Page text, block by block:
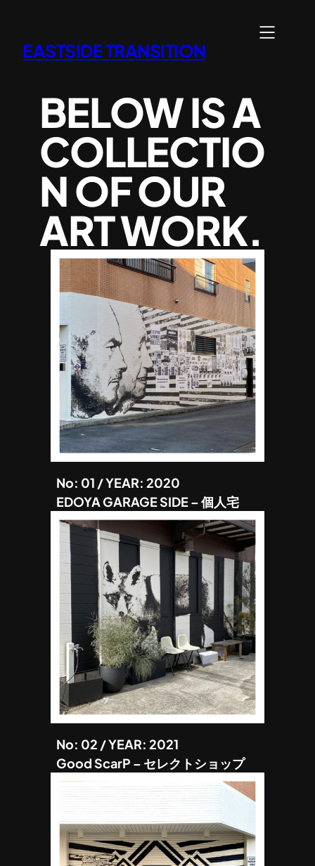
EASTSIDE TRANSITION
BELOW IS A
COLLECTIO
N OF OUR
ART WORK.
No: 01 / YEAR: 2020
EDOYA GARAGE SIDE – 個人宅
No: 02 / YEAR: 2021
Good ScarP – セレクトショップ